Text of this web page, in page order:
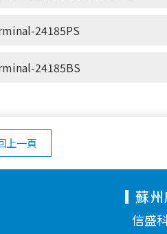
24185PS
24185BS
上一頁
蘇
信盛